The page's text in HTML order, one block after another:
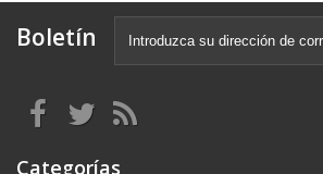
Boletín
Categorías